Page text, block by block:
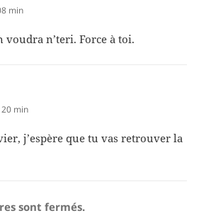
min
voudra n’teri. Force à toi.
min
j’espère que tu vas retrouver la
sont fermés.